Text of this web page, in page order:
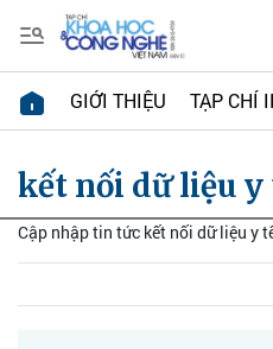
GIỚI THIỆU TẠP CHÍ
kết nối dữ liệu y
Cập nhập tin tức kết nối dữ liệu y